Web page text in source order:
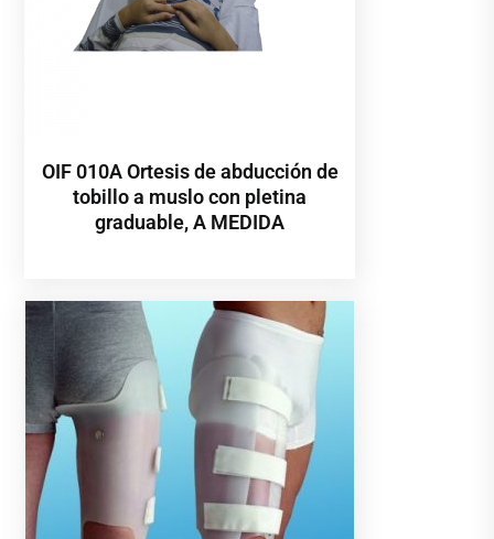
OIF 010A Ortesis de abducción de
tobillo a muslo con pletina
graduable, A MEDIDA